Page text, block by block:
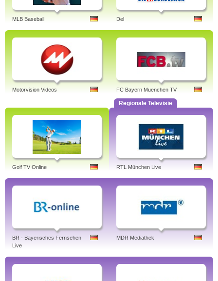
MLB Baseball Del
Motorvision Videos FC Bayern Muenchen TV
Golf TV Online
Regionale Televisie
RTL München Live
BR - Bayerisches Fernsehen
Live
MDR Mediathek